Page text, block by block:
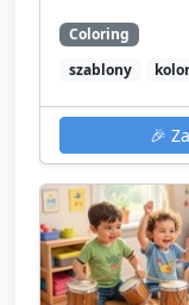
Coloring
szablony
🎉